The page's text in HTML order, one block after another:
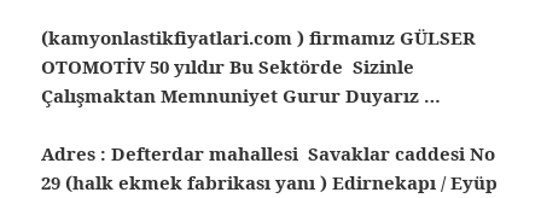
(kamyonlastikfiyatlari.com ) firmamız GÜLSER
OTOMOTİV 50 yıldır Bu Sektörde Sizinle
Çalışmaktan Memnuniyet Gurur Duyarız …
Adres : Defterdar mahallesi Savaklar caddesi No
29 (halk ekmek fabrikası yanı ) Edirnekapı / Eyüp